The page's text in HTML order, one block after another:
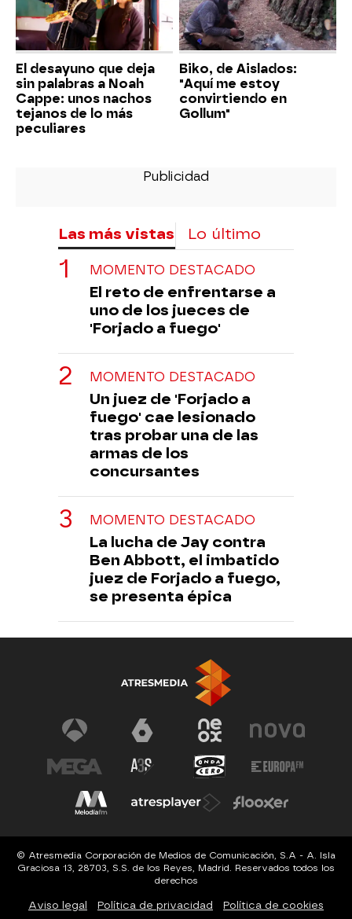
El desayuno que deja
sin palabras a Noah
Cappe: unos nachos
tejanos de lo más
peculiares
Biko, de Aislados:
"Aquí me estoy
convirtiendo en
Gollum"
Las más vistas Lo último
MOMENTO DESTACADO
El reto de enfrentarse a
uno de los jueces de
'Forjado a fuego'
MOMENTO DESTACADO
Un juez de 'Forjado a
fuego' cae lesionado
tras probar una de las
armas de los
concursantes
MOMENTO DESTACADO
La lucha de Jay contra
Ben Abbott, el imbatido
juez de Forjado a fuego,
se presenta épica
© Atresmedia Corporación de Medios de Comunicación, S.A - A. Isla
Graciosa 13, 28703, S.S. de los Reyes, Madrid. Reservados todos los
derechos
Aviso legal Política de privacidad Política de cookies